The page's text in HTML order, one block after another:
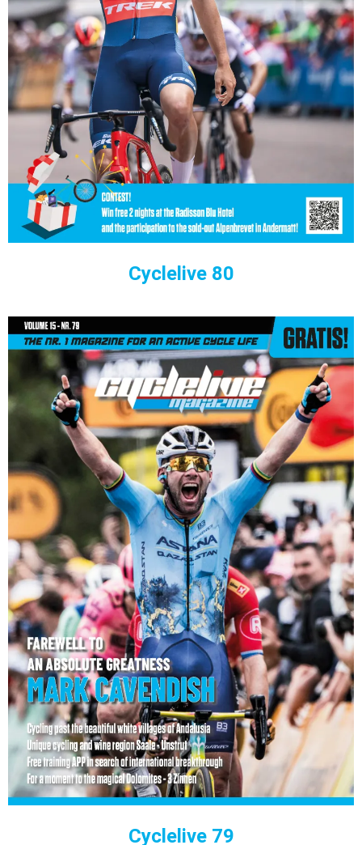
Cyclelive 80
Cyclelive 79